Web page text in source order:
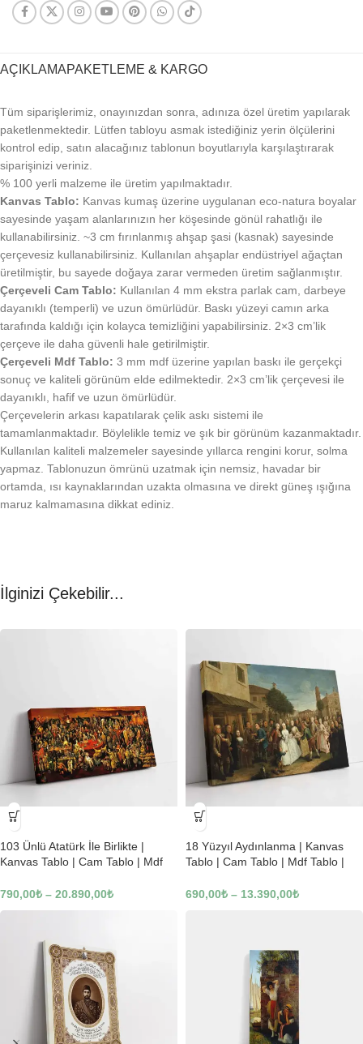
AÇIKLAMAPAKETLEME & KARGO
Tüm siparişlerimiz, onayınızdan sonra, adınıza özel üretim yapılarak
paketlenmektedir. Lütfen tabloyu asmak istediğiniz yerin ölçülerini
kontrol edip, satın alacağınız tablonun boyutlarıyla karşılaştırarak
siparişinizi veriniz.
% 100 yerli malzeme ile üretim yapılmaktadır.
Kanvas Tablo: Kanvas kumaş üzerine uygulanan eco-natura boyalar
sayesinde yaşam alanlarınızın her köşesinde gönül rahatlığı ile
kullanabilirsiniz. ~3 cm fırınlanmış ahşap şasi (kasnak) sayesinde
çerçevesiz kullanabilirsiniz. Kullanılan ahşaplar endüstriyel ağaçtan
üretilmiştir, bu sayede doğaya zarar vermeden üretim sağlanmıştır.
Çerçeveli Cam Tablo: Kullanılan 4 mm ekstra parlak cam, darbeye
dayanıklı (temperli) ve uzun ömürlüdür. Baskı yüzeyi camın arka
tarafında kaldığı için kolayca temizliğini yapabilirsiniz. 2×3 cm’lik
çerçeve ile daha güvenli hale getirilmiştir.
Çerçeveli Mdf Tablo: 3 mm mdf üzerine yapılan baskı ile gerçekçi
sonuç ve kaliteli görünüm elde edilmektedir. 2×3 cm’lik çerçevesi ile
dayanıklı, hafif ve uzun ömürlüdür.
Çerçevelerin arkası kapatılarak çelik askı sistemi ile
tamamlanmaktadır. Böylelikle temiz ve şık bir görünüm kazanmaktadır.
Kullanılan kaliteli malzemeler sayesinde yıllarca rengini korur, solma
yapmaz. Tablonuzun ömrünü uzatmak için nemsiz, havadar bir
ortamda, ısı kaynaklarından uzakta olmasına ve direkt güneş ışığına
maruz kalmamasına dikkat ediniz.
İlginizi Çekebilir...
-23%
103 Ünlü Atatürk İle Birlikte |
Kanvas Tablo | Cam Tablo | Mdf
790,00₺ – 20.890,00₺
-23%
18 Yüzyıl Aydınlanma | Kanvas
Tablo | Cam Tablo | Mdf Tablo |
690,00₺ – 13.390,00₺